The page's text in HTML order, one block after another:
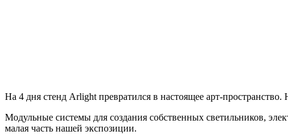
На 4 дня стенд Arlight превратился в настоящее арт-
Модульные системы для создания собственных светильников,
малая часть нашей экспозиции.